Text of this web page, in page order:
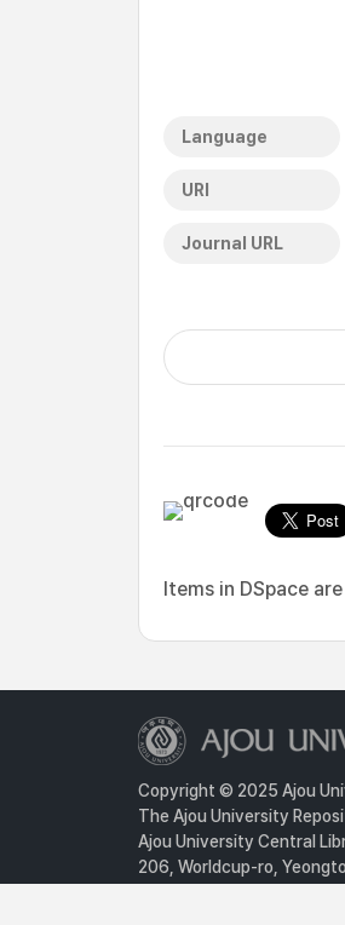
Language
URI
Journal URL
Items in DSpace
Copyright © 2025 Ajou
The Ajou University
Ajou University Central
206, Worldcup-ro,